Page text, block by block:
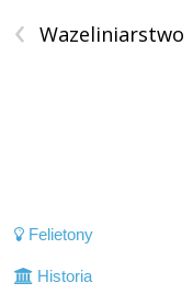
‹ Wazeliniarstwo
Felietony
Historia